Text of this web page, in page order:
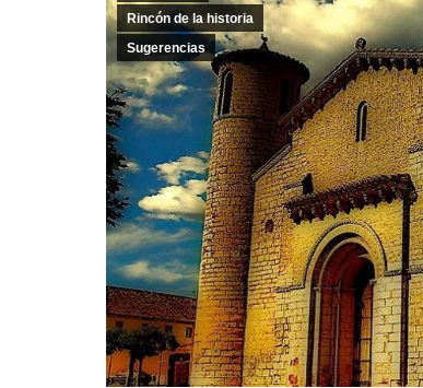
Rincón de la historia
Sugerencias